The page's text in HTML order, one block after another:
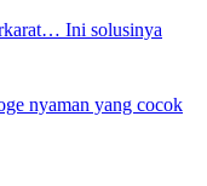
Ini solusinya
nyaman yang cocok